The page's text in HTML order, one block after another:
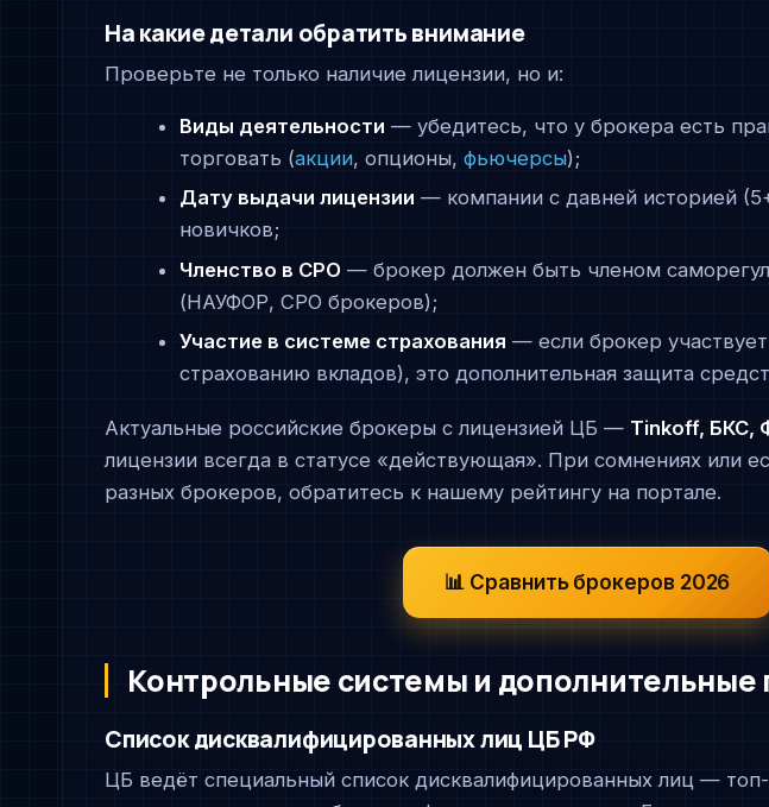
На какие детали обратить внимание
Проверьте не только наличие лицензии, но и:
Виды деятельности — убедитесь, что у брокера есть
торговать (акции, опционы, фьючерсы);
Дату выдачи лицензии — компании с давней историей
новичков;
Членство в СРО — брокер должен быть членом
(НАУФОР, СРО брокеров);
Участие в системе страхования — если брокер
страхованию вкладов), это дополнительная защита
Актуальные российские брокеры с лицензией ЦБ — Tinkoff, БКС,
лицензии всегда в статусе «действующая». При сомнениях или
разных брокеров, обратитесь к нашему рейтингу на портале.
📊 Сравнить брокеров 2026
Контрольные системы и дополнительные
Список дисквалифицированных лиц ЦБ РФ
ЦБ ведёт специальный список дисквалифицированных лиц —